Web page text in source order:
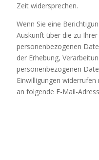
Zeit widersprechen.
Wenn Sie eine
Auskunft über die zu
personenbezogenen
der Erhebung,
personenbezogenen
Einwilligungen
an folgende E-Mail-